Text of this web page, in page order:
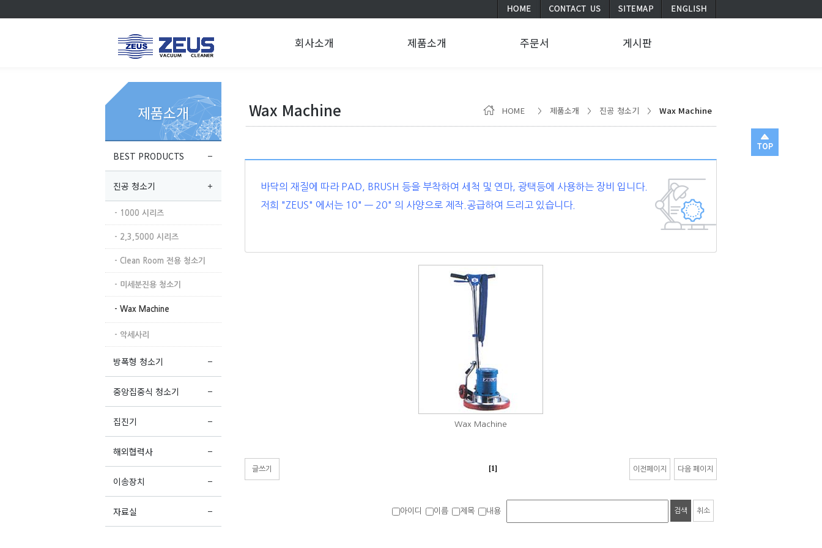
BEST PRODUCTS
진공 청소기
- 1000 시리즈
- 2,3,5000 시리즈
- Clean Room 전용 청소기
- 미세분진용 청소기
- Wax Machine
- 악세사리
방폭형 청소기
중앙집중식 청소기
집진기
해외협력사
이송장치
자료실
제품소개 Wax Machine HOME 제품소개 진공 청소기 Wax Machine
회사소개 제품소개 주문서 게시판
바닥의 재질에 따라 PAD, BRUSH 등을 부착하여 세척 및 연마, 광택등에 사용하는 장비 입니다.
저희 "ZEUS" 에서는 10" — 20" 의 사양으로 제작.공급하여 드리고 있습니다.
Wax Machine
글쓰기 [1] 이전페이지 다음 페이지
아이디 이름 제목 내용 검색 취소